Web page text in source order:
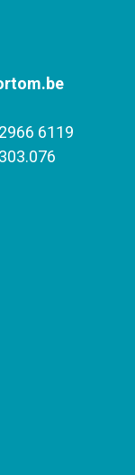
6119